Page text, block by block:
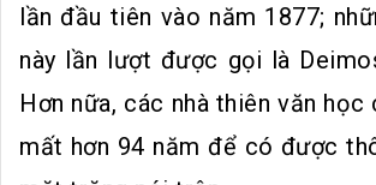
lần đầu tiên vào năm 1877;
này lần lượt được gọi là
Hơn nữa, các nhà thiên văn học
mất hơn 94 năm để có được